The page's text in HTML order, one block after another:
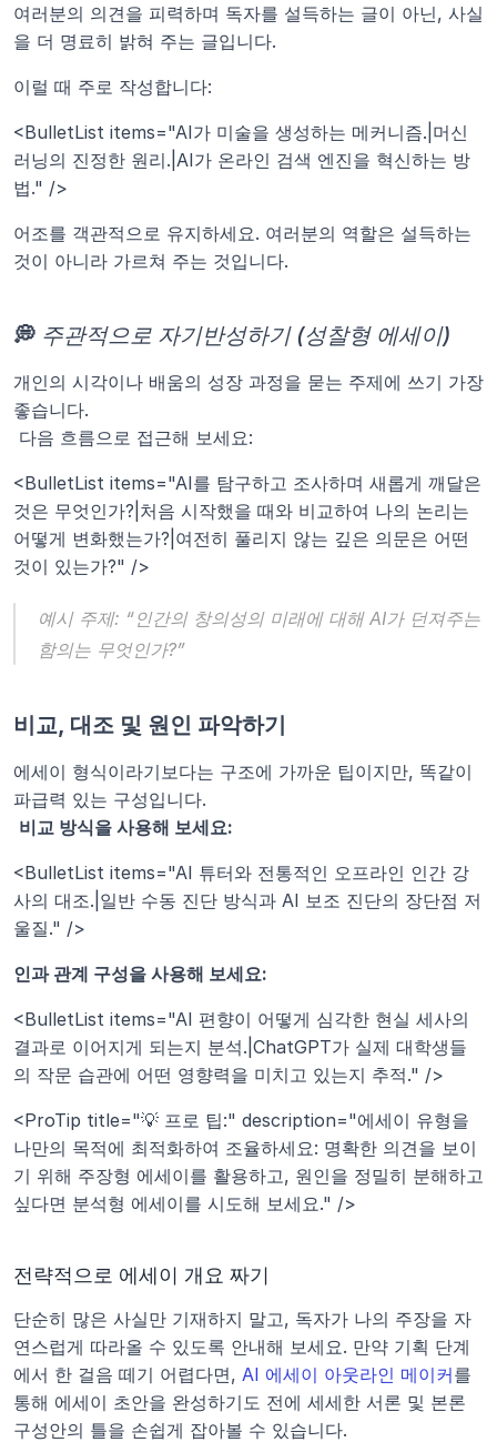
여러분의 의견을 피력하며 독자를 설득하는 글이 아닌, 사실
을 더 명료히 밝혀 주는 글입니다.
이럴 때 주로 작성합니다:
<BulletList items="AI가 미술을 생성하는 메커니즘.|머신
러닝의 진정한 원리.|AI가 온라인 검색 엔진을 혁신하는 방
법." />
어조를 객관적으로 유지하세요. 여러분의 역할은 설득하는
것이 아니라 가르쳐 주는 것입니다.
💭 주관적으로 자기반성하기 (성찰형 에세이)
개인의 시각이나 배움의 성장 과정을 묻는 주제에 쓰기 가장
좋습니다.
다음 흐름으로 접근해 보세요:
<BulletList items="AI를 탐구하고 조사하며 새롭게 깨달은
것은 무엇인가?|처음 시작했을 때와 비교하여 나의 논리는
어떻게 변화했는가?|여전히 풀리지 않는 깊은 의문은 어떤
것이 있는가?" />
예시 주제: “인간의 창의성의 미래에 대해 AI가 던져주는
함의는 무엇인가?”
비교, 대조 및 원인 파악하기
에세이 형식이라기보다는 구조에 가까운 팁이지만, 똑같이
파급력 있는 구성입니다.
비교 방식을 사용해 보세요:
<BulletList items="AI 튜터와 전통적인 오프라인 인간 강
사의 대조.|일반 수동 진단 방식과 AI 보조 진단의 장단점 저
울질." />
인과 관계 구성을 사용해 보세요:
<BulletList items="AI 편향이 어떻게 심각한 현실 세사의
결과로 이어지게 되는지 분석.|ChatGPT가 실제 대학생들
의 작문 습관에 어떤 영향력을 미치고 있는지 추적." />
<ProTip title="💡 프로 팁:" description="에세이 유형을
나만의 목적에 최적화하여 조율하세요: 명확한 의견을 보이
기 위해 주장형 에세이를 활용하고, 원인을 정밀히 분해하고
싶다면 분석형 에세이를 시도해 보세요." />
전략적으로 에세이 개요 짜기
단순히 많은 사실만 기재하지 말고, 독자가 나의 주장을 자
연스럽게 따라올 수 있도록 안내해 보세요. 만약 기획 단계
에서 한 걸음 떼기 어렵다면, AI 에세이 아웃라인 메이커를
통해 에세이 초안을 완성하기도 전에 세세한 서론 및 본론
구성안의 틀을 손쉽게 잡아볼 수 있습니다.